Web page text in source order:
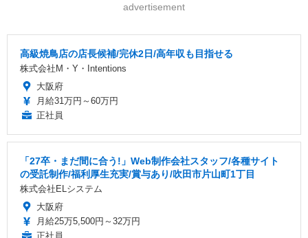
advertisement
高級焼鳥店の店長候補/完休2日/高年収も目指せる
株式会社M・Y・Intentions
大阪府
月給31万円～60万円
正社員
「27卒・まだ間に合う!」Web制作会社スタッフ/各種サイト
の受託制作/福利厚生充実/賞与あり/吹田市片山町1丁目
株式会社ELシステム
大阪府
月給25万5,500円～32万円
正社員